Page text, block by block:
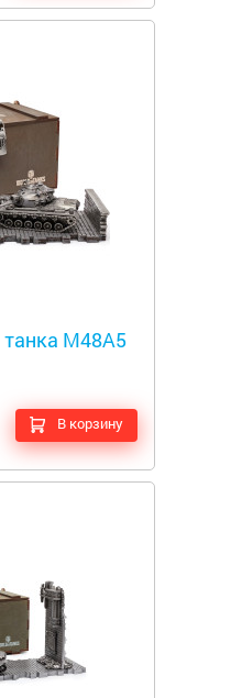
M48A5
В корзину